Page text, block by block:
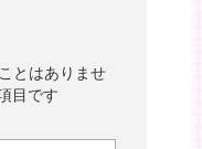
とはありませ
目です